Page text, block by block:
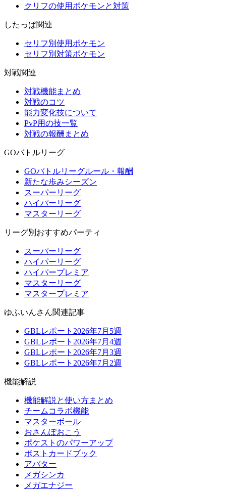
クリフの使用ポケモンと対策
したっぱ関連
セリフ別使用ポケモン
セリフ別対策ポケモン
対戦関連
対戦機能まとめ
対戦のコツ
能力変化技について
PvP用の技一覧
対戦の報酬まとめ
GOバトルリーグ
GOバトルリーグルール・報酬
新たな歩みシーズン
スーパーリーグ
ハイパーリーグ
マスターリーグ
リーグ別おすすめパーティ
スーパーリーグ
ハイパーリーグ
ハイパープレミア
マスターリーグ
マスタープレミア
ゆふいんさん関連記事
GBLレポート2026年7月5週
GBLレポート2026年7月4週
GBLレポート2026年7月3週
GBLレポート2026年7月2週
機能解説
機能解説と使い方まとめ
チームコラボ機能
マスターボール
おさんぽおこう
ポケストのパワーアップ
ポストカードブック
アバター
メガシンカ
メガエナジー